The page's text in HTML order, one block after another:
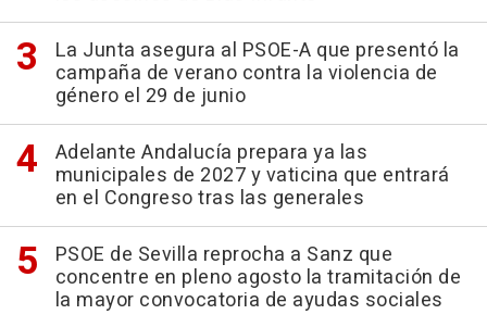
La Junta asegura al PSOE-A que presentó la
campaña de verano contra la violencia de
género el 29 de junio
Adelante Andalucía prepara ya las
municipales de 2027 y vaticina que entrará
en el Congreso tras las generales
PSOE de Sevilla reprocha a Sanz que
concentre en pleno agosto la tramitación de
la mayor convocatoria de ayudas sociales